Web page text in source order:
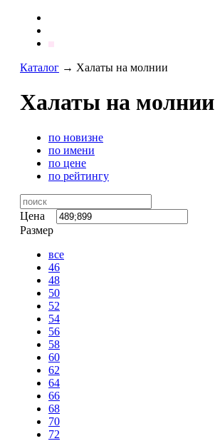
Каталог → Халаты на молнии
Халаты на молнии
по новизне
по имени
по цене
по рейтингу
Цена
Размер
все
46
48
50
52
54
56
58
60
62
64
66
68
70
72